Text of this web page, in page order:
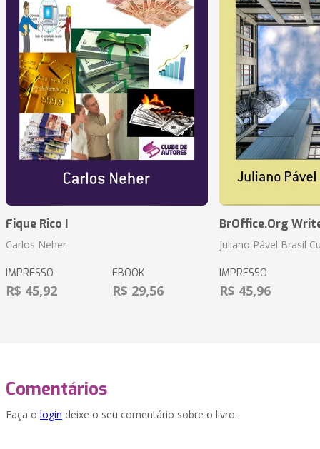
Fique Rico !
Carlos Neher
IMPRESSO
R$ 45,92
EBOOK
R$ 29,56
BrOffice.Org
Juliano Pável Brasil
IMPRESSO
R$ 45,96
Comentários
Faça o login deixe o seu comentário sobre o livro.